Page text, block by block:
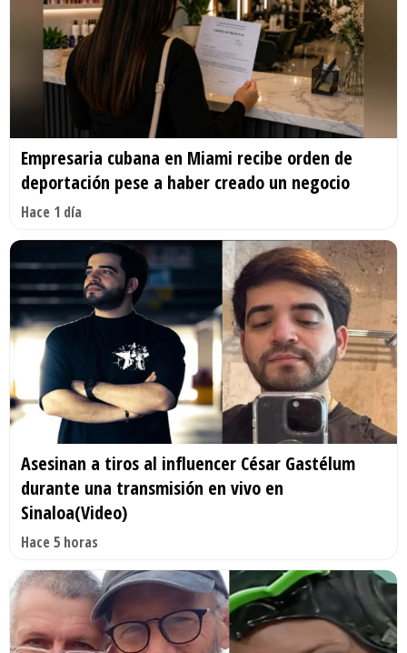
Empresaria cubana en Miami recibe orden de
deportación pese a haber creado un negocio
Hace 1 día
Asesinan a tiros al influencer César Gastélum
durante una transmisión en vivo en
Sinaloa(Video)
Hace 5 horas